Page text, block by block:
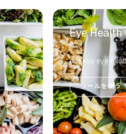
Eye
Assess eye
ツールを使う